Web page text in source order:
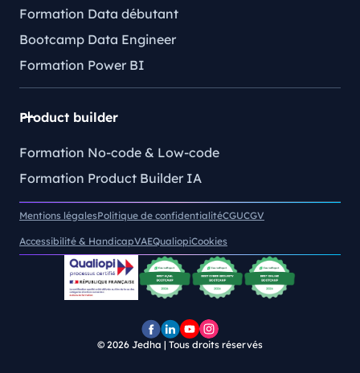
Formation Data débutant
Bootcamp Data Engineer
Formation Power BI
Product builder
Formation No-code & Low-code
Formation Product Builder IA
Mentions légalesPolitique de confidentialitéCGUCGV
Accessibilité & HandicapVAEQualiopiCookies
PagePageChaîne
Pofil
© 2026 Jedha | Tous droits réservés